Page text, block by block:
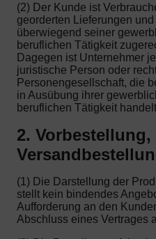
(2) Der Kunde ist
georderten Lieferungen
überwiegend seiner
beruflichen Tätigkeit
Dagegen ist Unternehmer
juristische Person oder
Personengesellschaft, die
in Ausübung ihrer
beruflichen Tätigkeit
2. Vorbestellung,
(1) Die Darstellung der
stellt kein bindendes
Aufforderung an den
Abschluss eines Vertrages